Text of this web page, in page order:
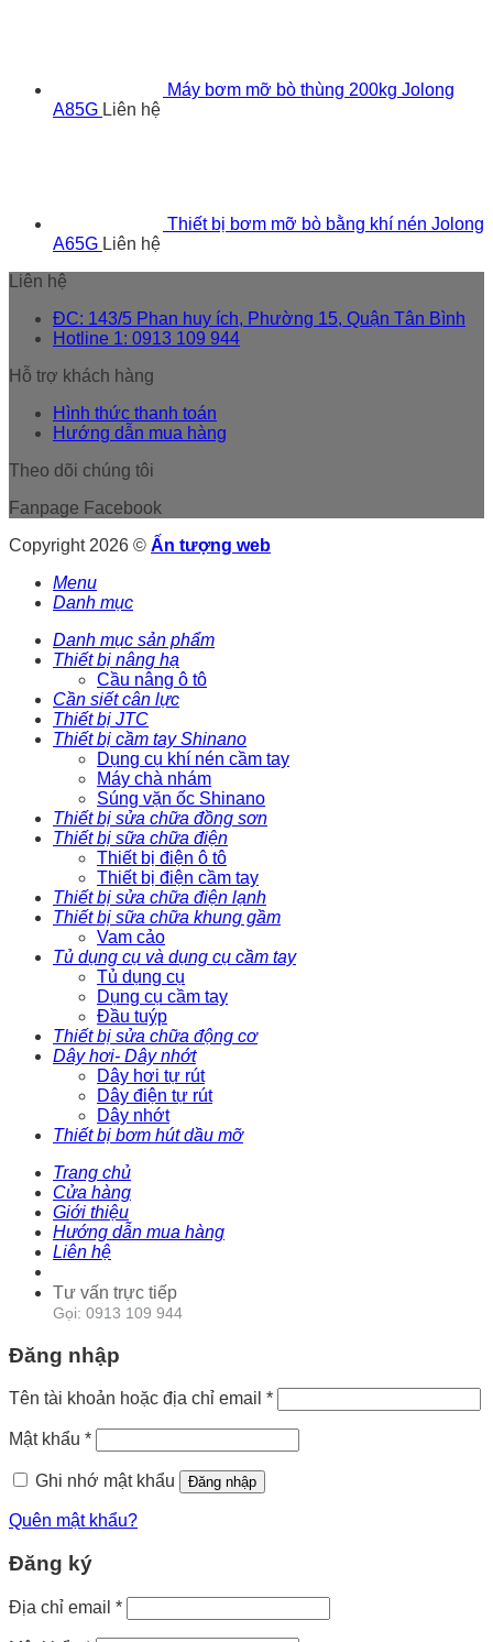
Máy bơm mỡ bò thùng 200kg Jolong
A85G Liên hệ
Thiết bị bơm mỡ bò bằng khí nén Jolong
A65G Liên hệ
Liên hệ
ĐC: 143/5 Phan huy ích, Phường 15, Quận Tân Bình
Hotline 1: 0913 109 944
Hỗ trợ khách hàng
Hình thức thanh toán
Hướng dẫn mua hàng
Theo dõi chúng tôi
Fanpage Facebook
Copyright 2026 © Ấn tượng web
Menu
Danh mục
Danh mục sản phẩm
Thiết bị nâng hạ
Cầu nâng ô tô
Cần siết cân lực
Thiết bị JTC
Thiết bị cầm tay Shinano
Dụng cụ khí nén cầm tay
Máy chà nhám
Súng vặn ốc Shinano
Thiết bị sửa chữa đồng sơn
Thiết bị sữa chữa điện
Thiết bị điện ô tô
Thiết bị điện cầm tay
Thiết bị sửa chữa điện lạnh
Thiết bị sữa chữa khung gầm
Vam cảo
Tủ dụng cụ và dụng cụ cầm tay
Tủ dụng cụ
Dụng cụ cầm tay
Đầu tuýp
Thiết bị sửa chữa động cơ
Dây hơi- Dây nhớt
Dây hơi tự rút
Dây điện tự rút
Dây nhớt
Thiết bị bơm hút dầu mỡ
Trang chủ
Cửa hàng
Giới thiệu
Hướng dẫn mua hàng
Liên hệ
Tư vấn trực tiếp
Gọi: 0913 109 944
Đăng nhập
Tên tài khoản hoặc địa chỉ email *
Mật khẩu *
Ghi nhớ mật khẩu Đăng nhập
Quên mật khẩu?
Đăng ký
Địa chỉ email *